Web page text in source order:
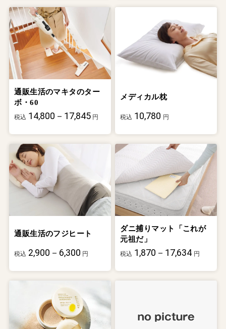
通販生活のマキタのター
ボ・60
税込 14,800－17,845 円
メディカル枕
税込 10,780 円
通販生活のフジヒート
税込 2,900－6,300 円
ダニ捕りマット「これが
元祖だ」
税込 1,870－17,634 円